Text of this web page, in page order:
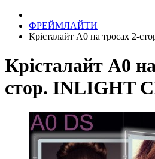
ФРЕЙМЛАЙТИ
Крісталайт А0 на тросах 2-
Крісталайт А0
стор. INLIGHT